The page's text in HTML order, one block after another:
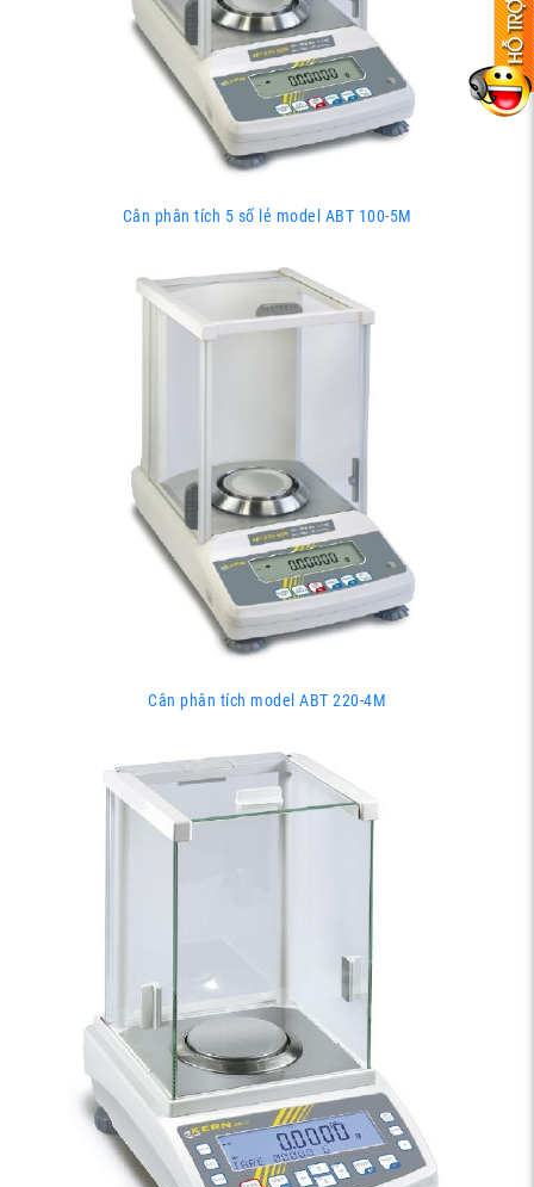
Cân phân tích 5 số lẻ model ABT 100-5M
Cân phân tích model ABT 220-4M